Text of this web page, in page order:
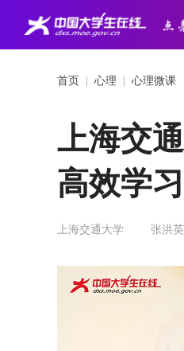
首页 心理 心理微课
上海交
高效学
上海交通大学 张洪英